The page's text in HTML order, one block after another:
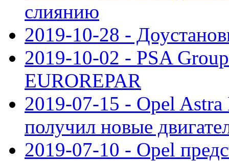
слиянию
2019-10-28 -
2019-10-02 - PSA
EUROREPAR
2019-07-15 - Opel Astra
получил новые
2019-07-10 - Opel